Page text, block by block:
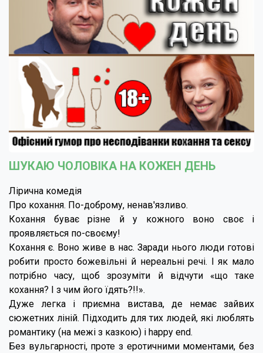
ШУКАЮ ЧОЛОВІКА НА КОЖЕН ДЕНЬ
Лірична комедія
Про кохання. По-доброму, ненав'язливо.
Кохання буває різне й у кожного воно своє і
проявляється по-своєму!
Кохання є. Воно живе в нас. Заради нього люди готові
робити просто божевільні й нереальні речі. І як мало
потрібно часу, щоб зрозуміти й відчути «що таке
кохання? І з чим його їдять?!!».
Дуже легка і приємна вистава, де немає зайвих
сюжетних ліній. Підходить для тих людей, які люблять
романтику (на межі з казкою) і happy end.
Без вульгарності, проте з еротичними моментами, без